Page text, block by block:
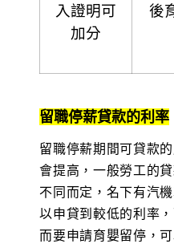
入證明可
加分
後
留職停薪貸款的利率
留職停薪期間可貸款
會提高，一般勞工的
不同而定，名下有汽
以申貸到較低的利率
而要申請育嬰留停，